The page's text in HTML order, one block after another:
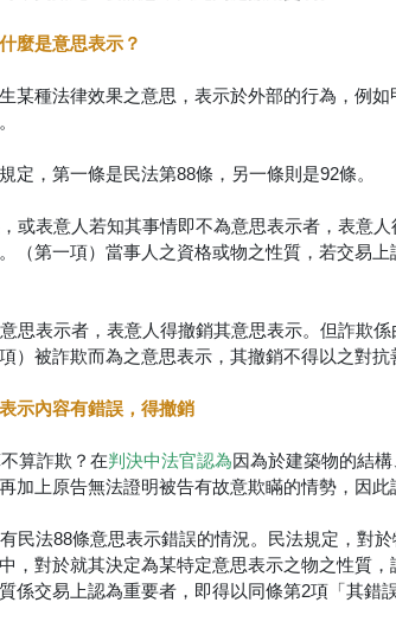
麼是意思表示？
某種法律效果之意思，表示於外部的行為，例
定，第一條是民法第88條，另一條則是92條。
或表意人若知其事情即不為意思表示者，表意
（第一項）當事人之資格或物之性質，若交易
思表示者，表意人得撤銷其意思表示。但詐欺
）被詐欺而為之意思表示，其撤銷不得以之對抗
示內容有錯誤，得撤銷
算詐欺？在判決中法官認為因為於建築物的結
加上原告無法證明被告有故意欺瞞的情勢，因此
民法88條意思表示錯誤的情況。民法規定，對
，對於就其決定為某特定意思表示之物之性質
係交易上認為重要者，即得以同條第2項「其錯